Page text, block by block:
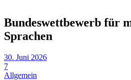
Bundeswettbewerb für
Sprachen
30. Juni 2026
7
Allgemein